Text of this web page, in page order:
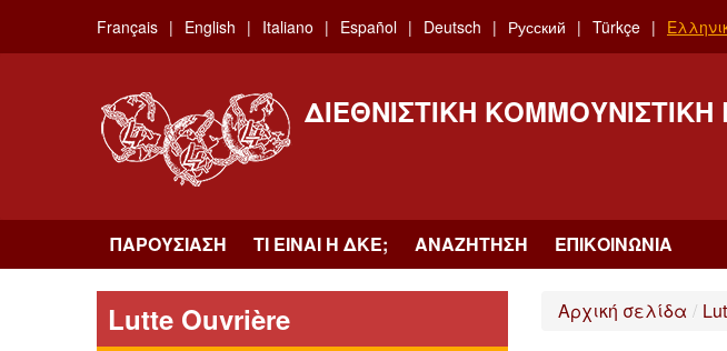
main
Français English Italiano Español Deutsch Русский Türkçe
ΔΙΕΘΝΙΣΤΙΚΉ
ΠΑΡΟΥΣΊΑΣΗ ΤΙ ΕΊΝΑΙ Η ΔKΕ; ΑΝΑΖΉΤΗΣΗ ΕΠΙΚΟΙΝΩΝΊΑ
Lutte Ouvrière Αρχική σελίδα /